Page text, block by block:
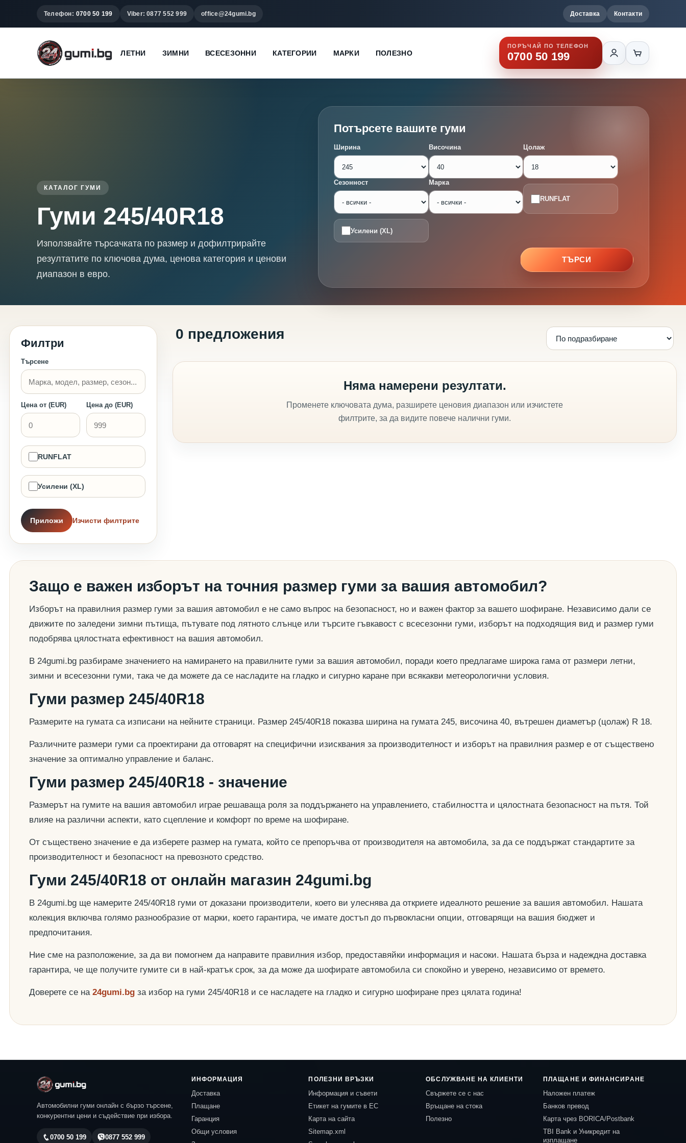
Телефон: 0700 50 199 Viber: 0877 552 999 office@24gumi.bg Доставка Контакти
ЛЕТНИ ЗИМНИ ВСЕСЕЗОННИ КАТЕГОРИИ МАРКИ ПОЛЕЗНО
ПОРЪЧАЙ ПО ТЕЛЕФОН
0700 50 199
КАТАЛОГ ГУМИ
Гуми 245/40R18
Използвайте търсачката по размер и дофилтрирайте
резултатите по ключова дума, ценова категория и ценови
диапазон в евро.
Потърсете вашите гуми
Ширина Височина Цолаж
Сезонност Марка
RUNFLAT
Усилени (XL)
ТЪРСИ
Филтри
Търсене
Цена от (EUR) Цена до (EUR)
RUNFLAT
Усилени (XL)
Приложи Изчисти филтрите
0 предложения
Няма намерени резултати.
Променете ключовата дума, разширете ценовия диапазон или изчистете
филтрите, за да видите повече налични гуми.
Защо е важен изборът на точния размер гуми за вашия автомобил?
Изборът на правилния размер гуми за вашия автомобил е не само въпрос на безопасност, но и важен фактор за вашето шофиране. Независимо дали се
движите по заледени зимни пътища, пътувате под лятното слънце или търсите гъвкавост с всесезонни гуми, изборът на подходящия вид и размер гуми
подобрява цялостната ефективност на вашия автомобил.
В 24gumi.bg разбираме значението на намирането на правилните гуми за вашия автомобил, поради което предлагаме широка гама от размери летни,
зимни и всесезонни гуми, така че да можете да се насладите на гладко и сигурно каране при всякакви метеорологични условия.
Гуми размер 245/40R18
Размерите на гумата са изписани на нейните страници. Размер 245/40R18 показва ширина на гумата 245, височина 40, вътрешен диаметър (цолаж) R 18.
Различните размери гуми са проектирани да отговарят на специфични изисквания за производителност и изборът на правилния размер е от съществено
значение за оптимално управление и баланс.
Гуми размер 245/40R18 - значение
Размерът на гумите на вашия автомобил играе решаваща роля за поддържането на управлението, стабилността и цялостната безопасност на пътя. Той
влияе на различни аспекти, като сцепление и комфорт по време на шофиране.
От съществено значение е да изберете размер на гумата, който се препоръчва от производителя на автомобила, за да се поддържат стандартите за
производителност и безопасност на превозното средство.
Гуми 245/40R18 от онлайн магазин 24gumi.bg
В 24gumi.bg ще намерите 245/40R18 гуми от доказани производители, което ви улеснява да откриете идеалното решение за вашия автомобил. Нашата
колекция включва голямо разнообразие от марки, което гарантира, че имате достъп до първокласни опции, отговарящи на вашия бюджет и
предпочитания.
Ние сме на разположение, за да ви помогнем да направите правилния избор, предоставяйки информация и насоки. Нашата бърза и надеждна доставка
гарантира, че ще получите гумите си в най-кратък срок, за да може да шофирате автомобила си спокойно и уверено, независимо от времето.
Доверете се на 24gumi.bg за избор на гуми 245/40R18 и се насладете на гладко и сигурно шофиране през цялата година!
Автомобилни гуми онлайн с бързо търсене,
конкурентни цени и съдействие при избора.
0700 50 199 0877 552 999
ИНФОРМАЦИЯ
Доставка
Плащане
Гаранция
Общи условия
ПОЛЕЗНИ ВРЪЗКИ
Информация и съвети
Етикет на гумите в ЕС
Карта на сайта
Sitemap.xml
ОБСЛУЖВАНЕ НА КЛИЕНТИ
Свържете се с нас
Връщане на стока
Полезно
ПЛАЩАНЕ И ФИНАНСИРАНЕ
Наложен платеж
Банков превод
Карта чрез BORICA/Postbank
TBI Bank и Уникредит на
изплащане